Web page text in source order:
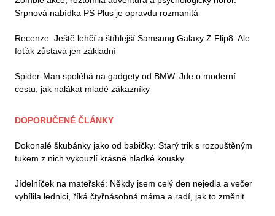
Srpnová nabídka PS Plus je opravdu rozmanitá
Recenze: Ještě lehčí a štíhlejší Samsung Galaxy Z Flip8. Ale
foťák zůstává jen základní
Spider-Man spoléhá na gadgety od BMW. Jde o moderní
cestu, jak nalákat mladé zákazníky
DOPORUČENÉ ČLÁNKY
Dokonalé škubánky jako od babičky: Starý trik s rozpuštěným
tukem z nich vykouzlí krásně hladké kousky
Jídelníček na mateřské: Někdy jsem celý den nejedla a večer
vybílila lednici, říká čtyřnásobná máma a radí, jak to změnit